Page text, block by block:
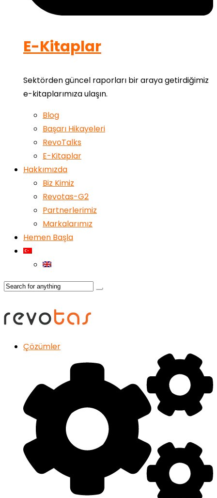
E-Kitaplar
Sektörden güncel raporları bir araya getirdiğimiz
e-kitaplarımıza ulaşın.
Blog
Başarı Hikayeleri
RevoTalks
E-Kitaplar
Hakkımızda
Biz Kimiz
Revotas-G2
Partnerlerimiz
Markalarımız
Hemen Başla
Çözümler